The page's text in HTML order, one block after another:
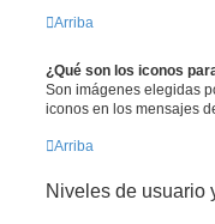
Arriba
¿Qué son los iconos
Son imágenes elegidas
iconos en los mensajes
Arriba
Niveles de usuario